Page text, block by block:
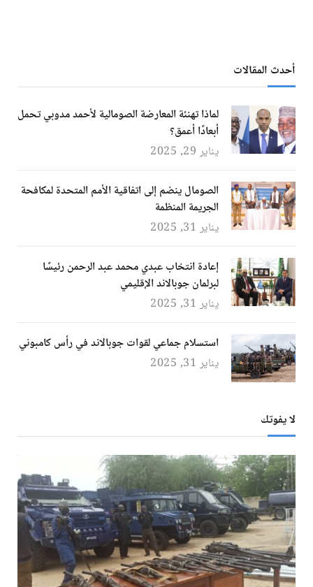
أحدث المقالات
لماذا تهنئة المعارضة الصومالية لأحمد مدوبي تحمل
أبعادًا أعمق؟
يناير 29, 2025
الصومال ينضم إلى اتفاقية الأمم المتحدة لمكافحة
الجريمة المنظمة
يناير 31, 2025
إعادة انتخاب عبدي محمد عبد الرحمن رئيسًا
لبرلمان جوبالاند الإقليمي
يناير 31, 2025
استسلام جماعي لقوات جوبالاند في رأس كامبوني
يناير 31, 2025
لا يفوتك